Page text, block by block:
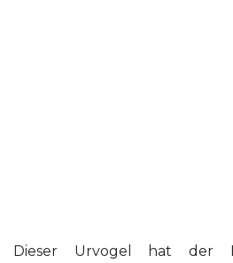
Dieser Urvogel hat der